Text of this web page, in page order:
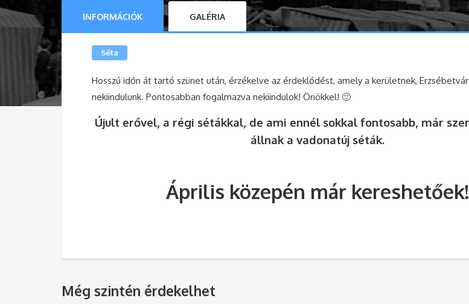
INFORMÁCIÓK GALÉRIA
Séta
Hosszú időn át tartó szünet után, érzékelve az érdeklődést, amely a kerületnek,
nekiindulunk. Pontosabban fogalmazva nekiindulok! Önökkel! 🙂
Újult erővel, a régi sétákkal, de ami ennél sokkal fontosabb, már
állnak a vadonatúj séták.
Április közepén már kereshetőek!
Még szintén érdekelhet